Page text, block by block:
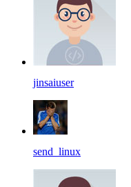
jinsaiuser
send_linux